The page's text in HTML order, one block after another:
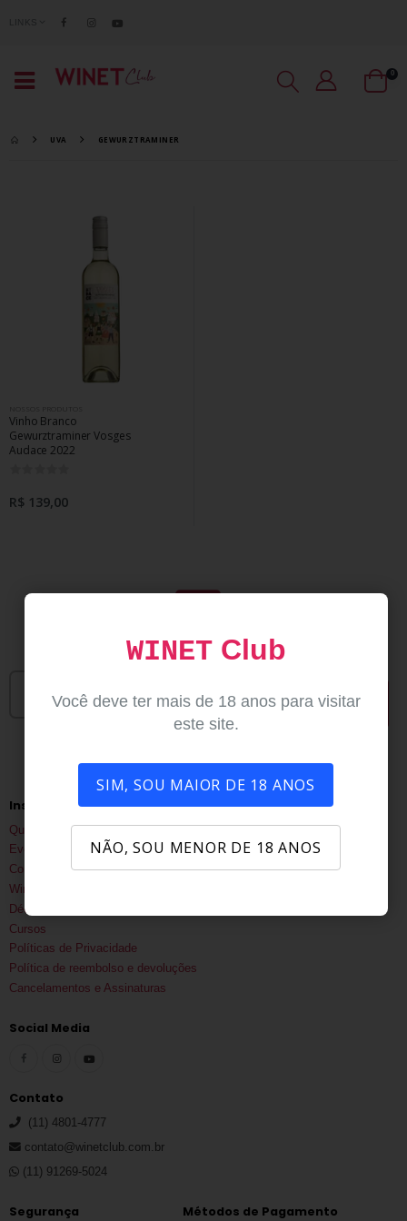
LINKS
0
UVA GEWURZTRAMINER
Vinho Branco
Gewurztraminer Vosges
Audace 2022
R$ 139,00
Assinar newsletter
Receba ofertas incríveis sobre os produtos favoritos e novos produtos
INSCREVA-SE
Institucional
Quem Somos
Eventos corporativos
Consultoria
Wine Trips
Déco Rossi
Cursos
Políticas de Privacidade
Política de reembolso e devoluções
Cancelamentos e Assinaturas
Social Media
Contato
(11) 4801-4777
contato@winetclub.com.br
(11) 91269-5024
Segurança Métodos de Pagamento
WINETClub
Você deve ter mais de 18 anos para visitar
este site.
SIM, SOU MAIOR DE 18 ANOS
NÃO, SOU MENOR DE 18 ANOS